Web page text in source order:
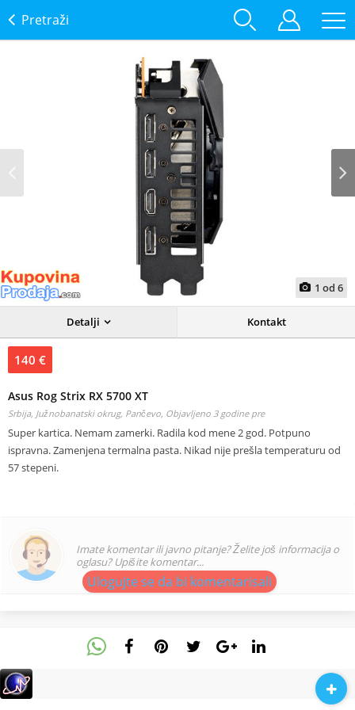
Pretraži
1 od 6
Detalji Kontakt
140 €
Asus Rog Strix RX 5700 XT
Srbija, Južnobanatski okrug, Pančevo, Objavljeno 3 godine pre
Super kartica. Nemam zamerki. Radila kod mene 2 god. Potpuno
ispravna. Zamenjena termalna pasta. Nikad nije prešla temperaturu od
57 stepeni.
Imate komentar ili javno pitanje? Želite još informacija o
oglasu? Upišite komentar...
Ulogujte se da bi komentarisali